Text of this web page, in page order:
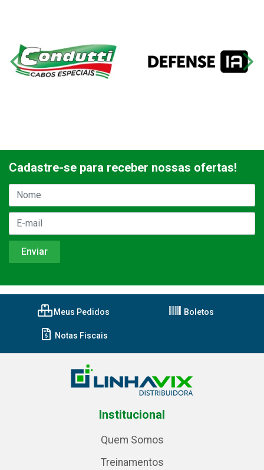
Cadastre-se para receber nossas ofertas!
Meus Pedidos Boletos
Notas Fiscais
Institucional
Quem Somos
Treinamentos